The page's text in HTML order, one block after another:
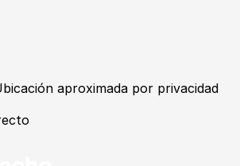
aproximada por privacidad